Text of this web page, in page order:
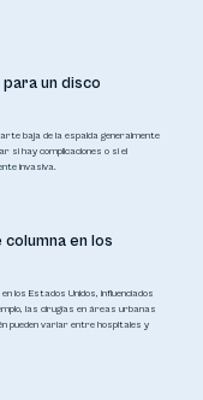
un disco
baja de la espalda generalmente
si hay complicaciones o si el
invasiva.
en los
los Estados Unidos, influenciados
las cirugías en áreas urbanas
pueden variar entre hospitales y